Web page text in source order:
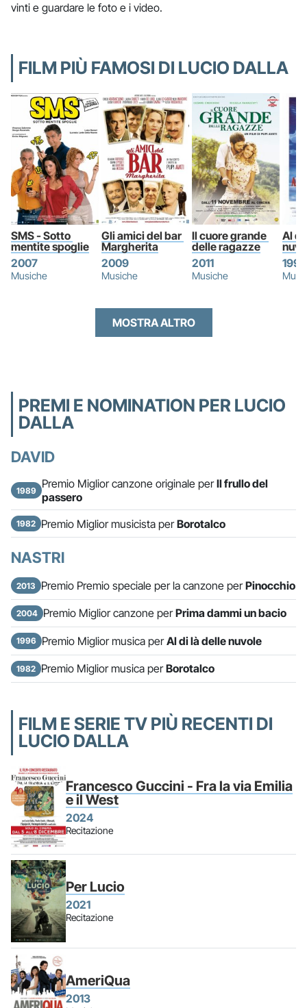
vinti e guardare le foto e i video.
FILM PIÙ FAMOSI DI LUCIO DALLA
SMS - Sotto
mentite spoglie
2007
Musiche
Gli amici del bar
Margherita
2009
Musiche
Il cuore grande
delle ragazze
2011
Musiche
Al
1995
MOSTRA ALTRO
PREMI E NOMINATION PER LUCIO
DALLA
DAVID
1989 Premio Miglior canzone originale perIl frullo del
passero
1982 Premio Miglior musicista perBorotalco
NASTRI
2013 Premio Premio speciale per la canzone perPinocchio
2004 Premio Miglior canzone perPrima dammi un bacio
1996 Premio Miglior musica perAl di là delle nuvole
1982 Premio Miglior musica perBorotalco
FILM E SERIE TV PIÙ RECENTI DI
LUCIO DALLA
Francesco Guccini - Fra la via Emilia
e il West
2024
Recitazione
Per Lucio
2021
Recitazione
AmeriQua
2013